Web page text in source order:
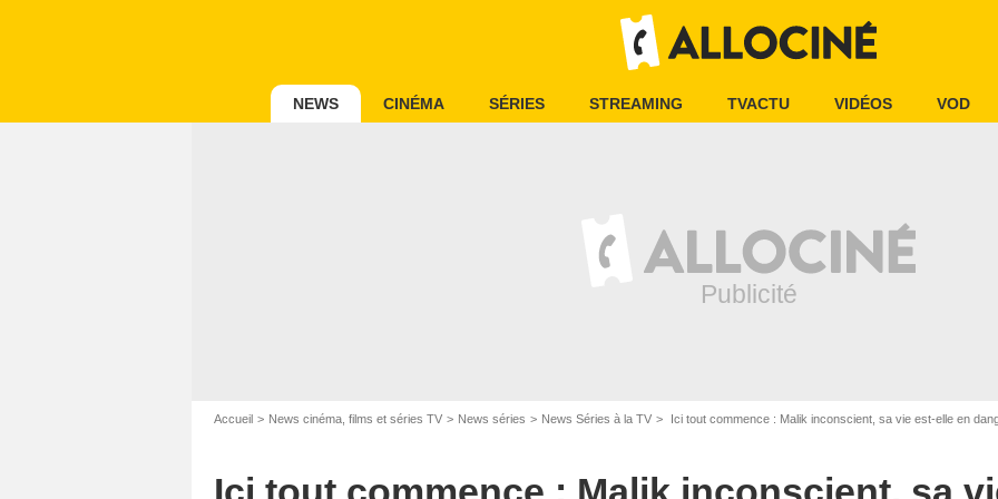
NEWS CINÉMA SÉRIES STREAMING TVACTU VIDÉOS VOD
Accueil News cinéma, films et séries TV News séries News Séries à la TV Ici tout commence : Malik inconscient, sa vie est-elle en